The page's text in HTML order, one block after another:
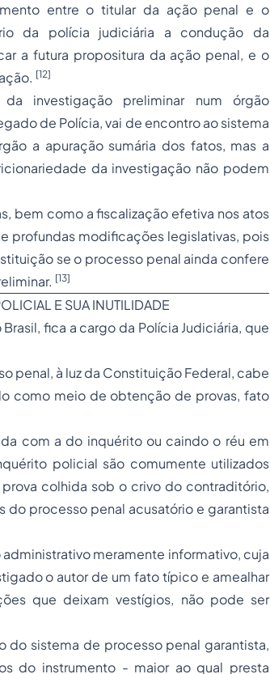
entre o titular da ação penal e o
da polícia judiciária a condução da
a futura propositura da ação penal, e o
[12]
investigação preliminar num órgão
de Polícia, vai de encontro ao sistema
a apuração sumária dos fatos, mas a
da investigação não podem
bem como a fiscalização efetiva nos atos
profundas modificações legislativas, pois
se o processo penal ainda confere
[13]
E SUA INUTILIDADE
fica a cargo da Polícia Judiciária, que
penal, à luz da Constituição Federal, cabe
como meio de obtenção de provas, fato
com a do inquéritoou caindo o réu em
policial são comumente utilizados
colhida sob o crivo do contraditório,
processo penal acusatório e garantista
meramente informativo, cuja
o autor de um fato típico e amealhar
que deixam vestígios, não pode ser
do sistema de processo penal garantista,
do instrumento - maior ao qual presta